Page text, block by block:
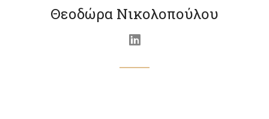
Θεοδώρα Νικολοπούλου